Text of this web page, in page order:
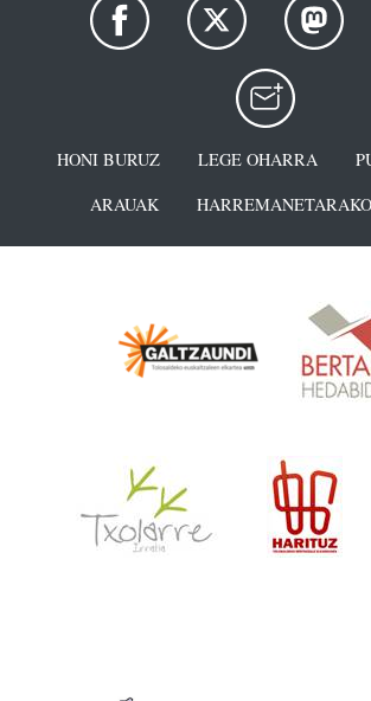
HONI BURUZ LEGE OHARRA
ARAUAK
HARREMANETARAKO